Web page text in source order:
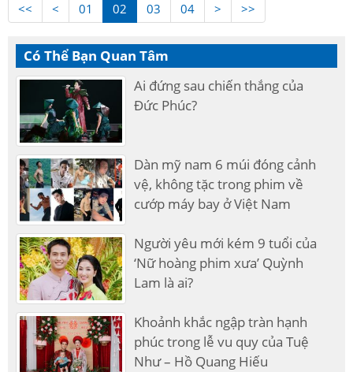
<< < 01 02 03 04 > >>
Có Thể Bạn Quan Tâm
Ai đứng sau chiến thắng của
Đức Phúc?
Dàn mỹ nam 6 múi đóng cảnh
vệ, không tặc trong phim về
cướp máy bay ở Việt Nam
Người yêu mới kém 9 tuổi của
‘Nữ hoàng phim xưa’ Quỳnh
Lam là ai?
Khoảnh khắc ngập tràn hạnh
phúc trong lễ vu quy của Tuệ
Như – Hồ Quang Hiếu